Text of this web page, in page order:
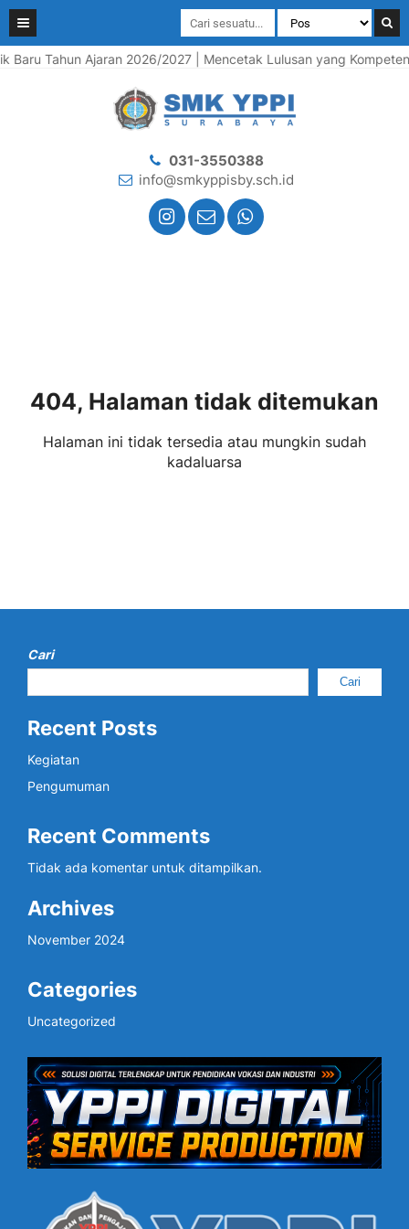
Tahun Ajaran 2026/2027 | Mencetak Lulusan yang
031-3550388
info@smkyppisby.sch.id
404, Halaman tidak ditemukan
Halaman ini tidak tersedia atau mungkin sudah
kadaluarsa
Cari
Cari
Recent Posts
Kegiatan
Pengumuman
Recent Comments
Tidak ada komentar untuk ditampilkan.
Archives
November 2024
Categories
Uncategorized